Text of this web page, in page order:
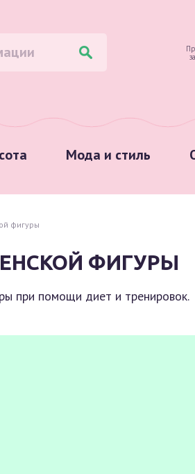
Мода и стиль
фигуры
ФИГУРЫ
при помощи диет и тренировок.